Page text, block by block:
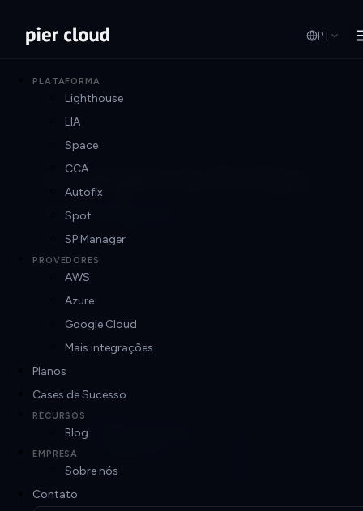
PT
PLATAFORMA
Lighthouse
LIA
Space
CCA
Autofix
Spot
SP Manager
PROVEDORES
AWS
Azure
Google Cloud
Mais integrações
Planos
Cases de Sucesso
RECURSOS
Blog
EMPRESA
Sobre nós
Contato
Inteligência FinOps,
entregue.
IA agêntica, estratégia de custo em nuvem
e o futuro do FinOps autônomo.
DESTAQUE
UNCATEGORIZED
EC2
K8s
Lambda